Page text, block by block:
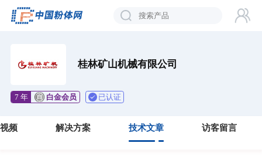
桂林矿山机械有限公司
7 年 白金会员 已认证
频 解决方案 技术文章 访客留言